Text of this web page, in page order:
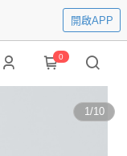
開啟APP
0
1/10